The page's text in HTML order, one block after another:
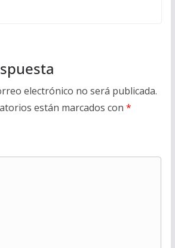
electrónico no será publicada.
están marcados con *